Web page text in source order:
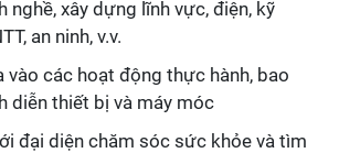
nghề, xây dựng lĩnh vực, điện, kỹ
an ninh, v.v.
vào các hoạt động thực hành, bao
diễn thiết bị và máy móc
đại diện chăm sóc sức khỏe và tìm